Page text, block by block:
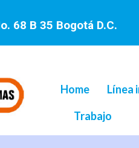
68 B 35 Bogotá D.C.
Home Línea
Trabajo